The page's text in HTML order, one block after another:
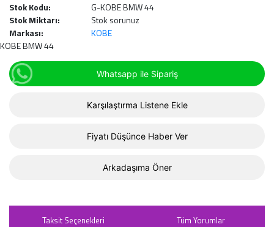
Stok Kodu:
G-KOBE BMW 44
Stok Miktarı:
Stok sorunuz
Markası:
KOBE
KOBE BMW 44
Whatsapp ile Sipariş
Karşılaştırma Listene Ekle
Fiyatı Düşünce Haber Ver
Arkadaşıma Öner
Taksit Seçenekleri Tüm Yorumlar